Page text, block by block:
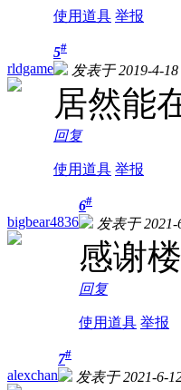
使用道具 举报
rldgame
5#
发表于 2019-4-
居然能
回复
使用道具 举报
bigbear4836
6#
发表于 2021-
感谢
回复
使用道具 举报
alexchan
7#
发表于 2021-6-